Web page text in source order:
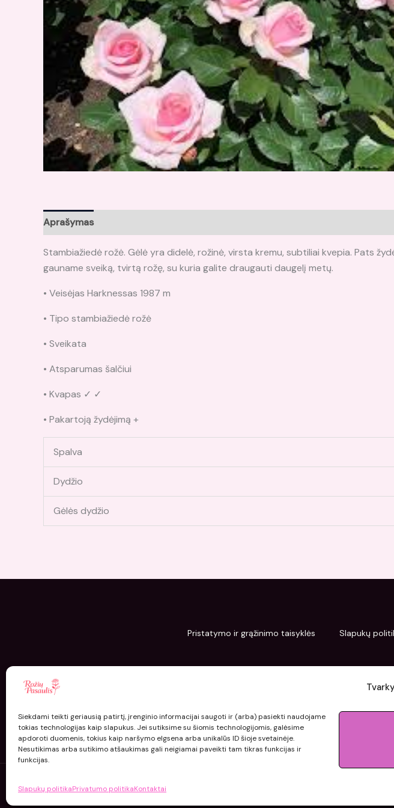
Siekdami teikti geriausią patirtį, įrenginio informacijai saugoti ir (arba) pasiekti naudojame
tokias technologijas kaip slapukus. Jei sutiksime su šiomis technologijomis, galėsime
apdoroti duomenis, tokius kaip naršymo elgsena arba unikalūs ID šioje svetainėje.
Nesutikimas arba sutikimo atšaukimas gali neigiamai paveikti tam tikras funkcijas ir
funkcijas.
Slapukų politikaPrivatumo politikaKontaktai
Aprašymas
Stambiažiedė rožė. Gėlė yra didelė, rožinė, virsta kremu, subtiliai kvepia. Pats
gauname sveiką, tvirtą rožę, su kuria galite draugauti daugelį metų.
• Veisėjas Harknessas 1987 m
• Tipo stambiažiedė rožė
• Sveikata
• Atsparumas šalčiui
• Kvapas ✓ ✓
• Pakartoją žydėjimą +
Spalva
Dydžio
Gėlės dydžio
Pristatymo ir grąžinimo taisyklės Slapukų